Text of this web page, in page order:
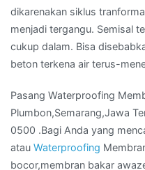
dikarenakan siklus
menjadi tergangu. Semisal
cukup dalam. Bisa
beton terkena air terus-
Pasang Waterproofing
Plumbon,Semarang,Jawa
0500 .Bagi Anda yang
atau Waterproofing
bocor,membran bakar